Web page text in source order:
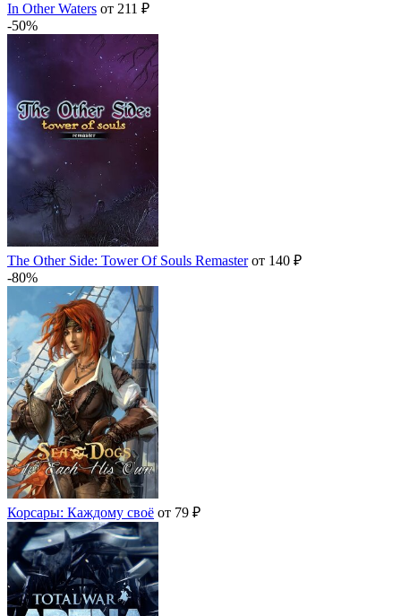
In Other Waters от 211 ₽
-50%
The Other Side: Tower Of Souls Remasterот 140 ₽
-80%
Корсары: Каждому своё от 79 ₽